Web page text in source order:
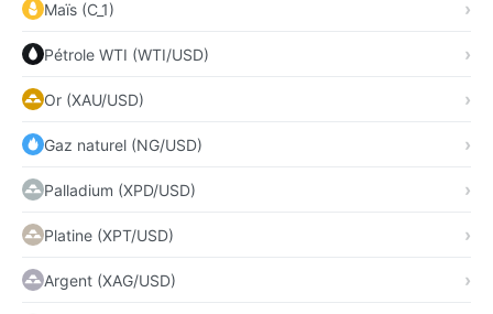
Maïs (C_1)
Pétrole WTI (WTI/USD)
Or (XAU/USD)
Gaz naturel (NG/USD)
Palladium (XPD/USD)
Platine (XPT/USD)
Argent (XAG/USD)